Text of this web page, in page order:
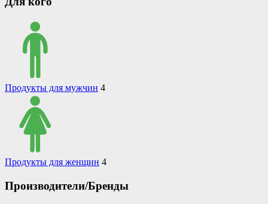
Продукты для мужчин 4
Продукты для женщин 4
Производители/Бренды